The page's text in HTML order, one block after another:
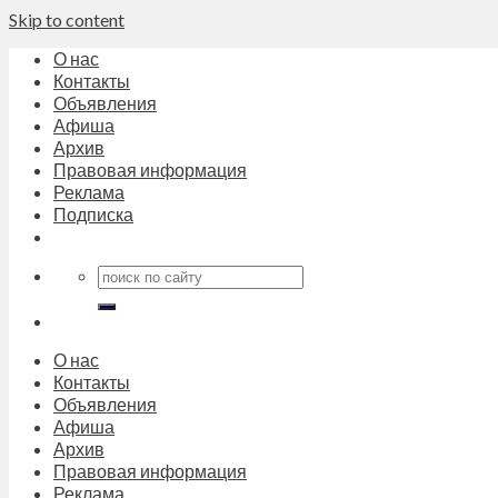
Skip to content
О нас
Контакты
Объявления
Афиша
Архив
Правовая информация
Реклама
Подписка
О нас
Контакты
Объявления
Афиша
Архив
Правовая информация
Реклама